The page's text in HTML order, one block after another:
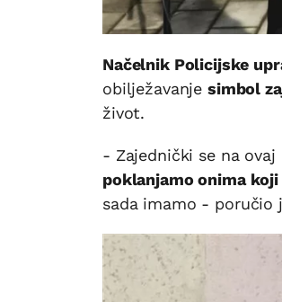
Načelnik Policijske
obilježavanje simbol
život.
- Zajednički se na
poklanjamo onima
sada imamo - poručio